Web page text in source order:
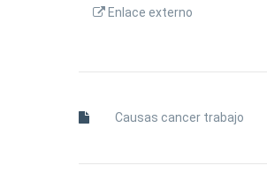
Enlace externo
Causas cancer trabajo